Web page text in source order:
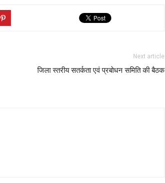
Next article
जिला स्तरीय सतर्कता एवं प्रबोधन समिति की बैठक